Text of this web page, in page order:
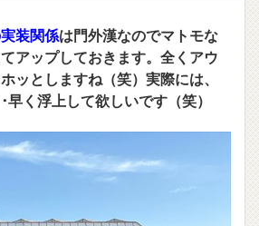
装関係は門外漢なのでマトモな
アップしておきます。全くアウ
ッとしますね（笑）実際には、
く浮上して欲しいです（笑）